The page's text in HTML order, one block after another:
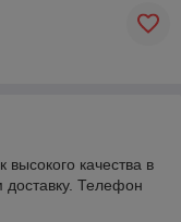
качества в
Телефон